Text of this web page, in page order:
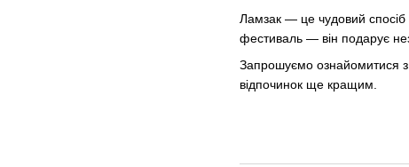
Ламзак — це чудовий
фестиваль — він подарує
Запрошуємо ознайомитися з
відпочинок ще кращим.